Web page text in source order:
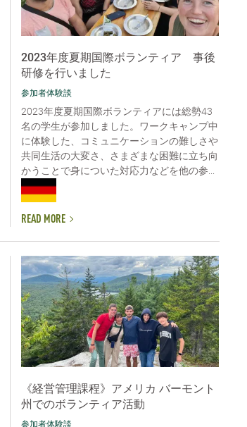
2023年度夏期国際ボランティア 事後
研修を行いました
参加者体験談
2023年度夏期国際ボランティアには総勢43
名の学生が参加しました。ワークキャンプ中
に体験した、コミュニケーションの難しさや
共同生活の大変さ、さまざまな困難に立ち向
かうことで身についた対応力などを他の参...
READ MORE
《経営管理課程》アメリカ バーモント
州でのボランティア活動
参加者体験談